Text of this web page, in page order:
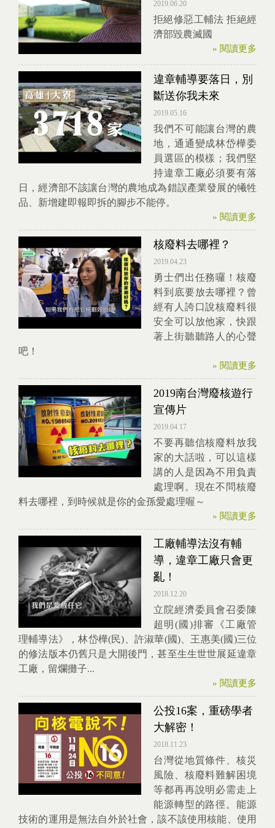
2019.06.20
拒絕修惡工輔法 拒絕經
濟部毀農滅國
» 閱讀更多
違章輔導要落日，別
斷送你我未來
2019.05.16
我們不可能讓台灣的農
地，通通變成林岱樺委
員選區的模樣；我們堅
持違章工廠必須要有落
日，經濟部不該讓台灣的農地成為錯誤產業發展的犧牲
品、新增建即報即拆的腳步不能停。
» 閱讀更多
核廢料去哪裡？
2019.04.23
勇士們出任務囉！核廢
料到底要放去哪裡？曾
經有人誇口說核廢料很
安全可以放他家，快跟
著上街聽聽路人的心聲
吧！
» 閱讀更多
2019南台灣廢核遊行
宣傳片
2019.04.17
不要再聽信核廢料放我
家的大話啦，可以這樣
講的人是因為不用負責
處理啊。現在不問核廢
料去哪裡，到時候就是你的金孫愛處理喔～
» 閱讀更多
工廠輔導法沒有輔
導，違章工廠只會更
亂！
2018.12.20
立院經濟委員會召委陳
超明(國)排審《工廠管
理輔導法》，林岱樺(民)、許淑華(國)、王惠美(國)三位
的修法版本仍舊只是大開後門，甚至生生世世展延違章
工廠，留爛攤子...
» 閱讀更多
公投16案，重磅學者
大解密！
2018.11.23
台灣從地質條件、核災
風險、核廢料難解困境
等都再再說明必需走上
能源轉型的路徑。能源
技術的運用是無法自外於社會，該不該使用核能、使用